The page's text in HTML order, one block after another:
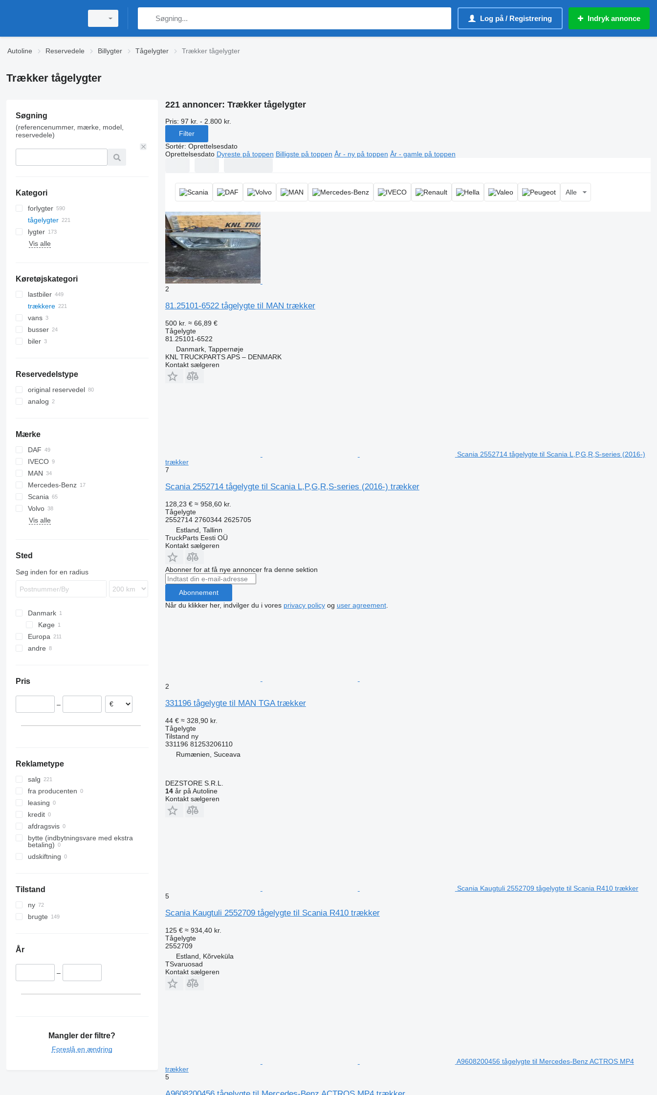
Log på / Registrering Indryk annonce
Autoline Reservedele Billygter Tågelygter Trækker tågelygter
Trækker tågelygter
Søgning
(referencenummer, mærke, model,
reservedele)
Kategori
forlygter
tågelygter
lygter
Vis alle
Køretøjskategori
lastbiler
trækkere
vans
busser
biler
Reservedelstype
original reservedel
analog
Mærke
DAF
CF
LF
XF
XG
IVECO
Stralis
Trakker
MAN
TGA
TGL
TGM
TGS
Mercedes-Benz
Actros
Antos
Arocs
Magnum
Premium
Scania
R-series
Volvo
FH
Vis alle
Sted
Søg inden for en radius
Danmark
Køge
Europa
Estland
Litauen
Tyskland
andre
Pris
–
Reklametype
salg
fra producenten
leasing
kredit
afdragsvis
bytte (indbytningsvare med ekstra
betaling)
udskiftning
Tilstand
ny
brugte
År
–
Mangler der filtre?
Foreslå en ændring
221 annoncer: Trækker tågelygter
Pris: 97 kr. - 2.800 kr.
Filter
Sortér: Oprettelsesdato
Oprettelsesdato Dyreste på toppen Billigste på toppen År - ny på toppen År - gamle på toppen
Alle
2
81.25101-6522 tågelygte til MAN trækker
500 kr. ≈ 66,89 €
Tågelygte
81.25101-6522
Danmark, Tappernøje
KNL TRUCKPARTS APS – DENMARK
Kontakt sælgeren
Scania 2552714 tågelygte til Scania L,P,G,R,S-series (2016-)
trækker
7
Scania 2552714 tågelygte til Scania L,P,G,R,S-series (2016-) trækker
128,23 € ≈ 958,60 kr.
Tågelygte
2552714 2760344 2625705
Estland, Tallinn
TruckParts Eesti OÜ
Kontakt sælgeren
Abonner for at få nye annoncer fra denne sektion
Abonnement
Når du klikker her, indvilger du i vores privacy policyog user agreement.
2
331196 tågelygte til MAN TGA trækker
44 € ≈ 328,90 kr.
Tågelygte
Tilstand ny
331196 81253206110
Rumænien, Suceava
DEZSTORE S.R.L.
14år på Autoline
Kontakt sælgeren
Scania Kaugtuli 2552709 tågelygte til Scania R410 trækker
5
Scania Kaugtuli 2552709 tågelygte til Scania R410 trækker
125 € ≈ 934,40 kr.
Tågelygte
2552709
Estland, Kõrveküla
TSvaruosad
Kontakt sælgeren
A9608200456 tågelygte til Mercedes-Benz ACTROS MP4
trækker
5